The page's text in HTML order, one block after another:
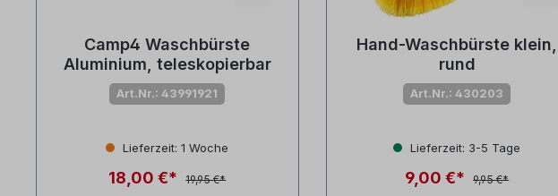
Camp4 Waschbürste
Aluminium, teleskopierbar
Art.Nr.: 43991921
Lieferzeit: 1 Woche
18,00 €* 19,95 €*
Hand-Waschbürste klein,
rund
Art.Nr.: 430203
Lieferzeit: 3-5 Tage
9,00 €* 9,95 €*